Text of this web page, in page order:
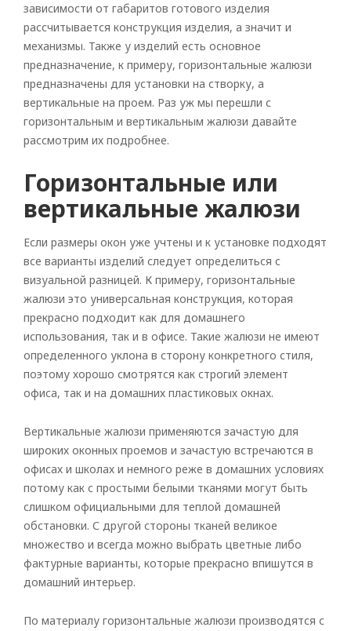
зависимости от габаритов готового изделия
рассчитывается конструкция изделия, а значит и
механизмы. Также у изделий есть основное
предназначение, к примеру, горизонтальные жалюзи
предназначены для установки на створку, а
вертикальные на проем. Раз уж мы перешли с
горизонтальным и вертикальным жалюзи давайте
рассмотрим их подробнее.
Горизонтальные или
вертикальные жалюзи
Если размеры окон уже учтены и к установке подходят
все варианты изделий следует определиться с
визуальной разницей. К примеру, горизонтальные
жалюзи это универсальная конструкция, которая
прекрасно подходит как для домашнего
использования, так и в офисе. Такие жалюзи не имеют
определенного уклона в сторону конкретного стиля,
поэтому хорошо смотрятся как строгий элемент
офиса, так и на домашних пластиковых окнах.
Вертикальные жалюзи применяются зачастую для
широких оконных проемов и зачастую встречаются в
офисах и школах и немного реже в домашних условиях
потому как с простыми белыми тканями могут быть
слишком официальными для теплой домашней
обстановки. С другой стороны тканей великое
множество и всегда можно выбрать цветные либо
фактурные варианты, которые прекрасно впишутся в
домашний интерьер.
По материалу горизонтальные жалюзи производятся с